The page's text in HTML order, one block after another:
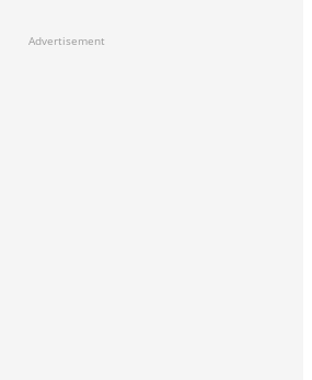
Advertisement